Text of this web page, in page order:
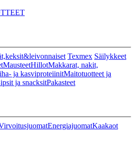
Texmex Säilykkeet
MausteetHillotMakkarat, nakit,
ja kasviproteiinitMaitotuotteet ja
ja snacksitPakasteet
EnergiajuomatKaakaot